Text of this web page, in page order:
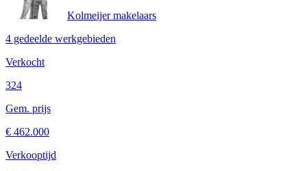
Kolmeijer makelaars
4 gedeelde werkgebieden
Verkocht
324
Gem. prijs
€ 462.000
Verkooptijd